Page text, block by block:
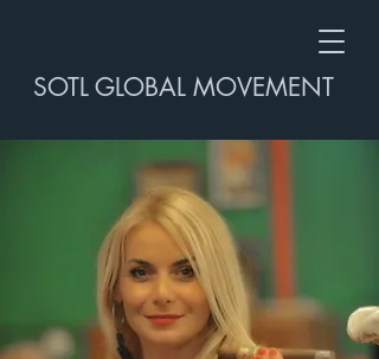
SOTL GLOBAL MOVEMENT